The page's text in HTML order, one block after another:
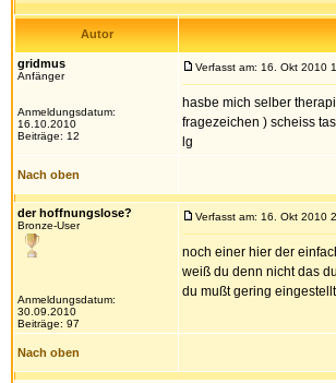
Autor
gridmus
Anfänger
Anmeldungsdatum:
16.10.2010
Beiträge: 12
Verfasst am: 16. Okt 2010
hasbe mich selber
fragezeichen ) scheiss
lg
Nach oben
der hoffnungslose?
Bronze-User
Anmeldungsdatum:
30.09.2010
Beiträge: 97
Verfasst am: 16. Okt 2010
noch einer hier der
weiß du denn nicht das
du mußt gering
Nach oben